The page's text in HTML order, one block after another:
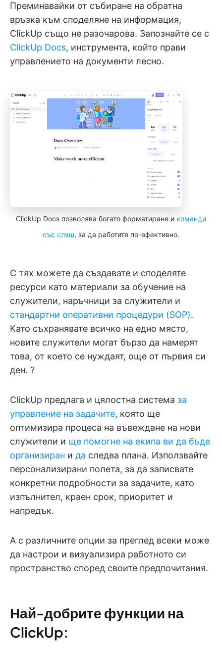
Преминавайки от събиране на обратна
връзка към споделяне на информация,
ClickUp също не разочарова. Запознайте се с
ClickUp Docs, инструмента, който прави
управлението на документи лесно.
ClickUp Docs позволява богато форматиране и команди
със слэш, за да работите по-ефективно.
С тях можете да създавате и споделяте
ресурси като материали за обучение на
служители, наръчници за служители и
стандартни оперативни процедури (SOP).
Като съхранявате всичко на едно място,
новите служители могат бързо да намерят
това, от което се нуждаят, още от първия си
ден. ?
ClickUp предлага и цялостна система за
управление на задачите, която ще
оптимизира процеса на въвеждане на нови
служители и ще помогне на екипа ви да бъде
организиран и да следва плана. Използвайте
персонализирани полета, за да записвате
конкретни подробности за задачите, като
изпълнител, краен срок, приоритет и
напредък.
А с различните опции за преглед всеки може
да настрои и визуализира работното си
пространство според своите предпочитания.
Най-добрите функции на
ClickUp: